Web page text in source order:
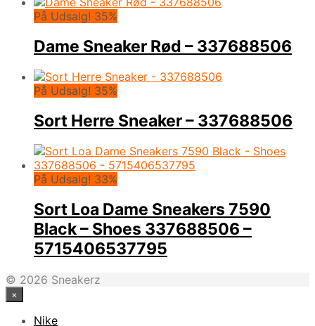
På Udsalg! 35%
Dame Sneaker Rød – 337688506
På Udsalg! 35%
Sort Herre Sneaker – 337688506
På Udsalg! 33%
Sort Loa Dame Sneakers 7590
Black – Shoes 337688506 –
5715406537795
© 2026 Sneakerz
×
Nike